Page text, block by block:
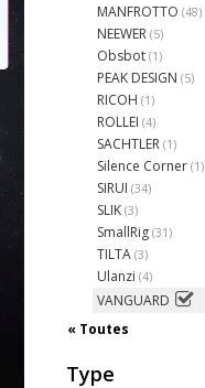
MANFROTTO (48)
NEEWER (5)
Obsbot (1)
PEAK DESIGN (5)
RICOH (1)
ROLLEI (4)
SACHTLER (1)
Silence Corner (1)
SIRUI (34)
SLIK (3)
SmallRig (31)
TILTA (3)
Ulanzi (4)
VANGUARD
« Toutes
Type